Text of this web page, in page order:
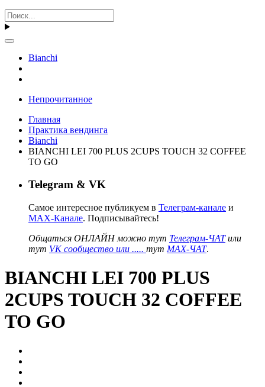
Bianchi
Непрочитанное
Главная
Практика вендинга
Bianchi
BIANCHI LEI 700 PLUS 2CUPS TOUCH 32 COFFEE
TO GO
Telegram & VK
Самое интересное публикуем в Телеграм-канале и
MAX-Канале. Подписывайтесь!
Общаться ОНЛАЙН можно тут Телеграм-ЧАТили
тут VK сообщество или ..... тут MAX-ЧАТ.
BIANCHI LEI 700 PLUS
2CUPS TOUCH 32 COFFEE
TO GO